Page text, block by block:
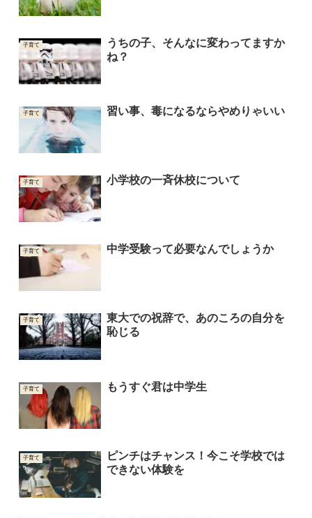
子育て
うちの子、そんなに変わってますか
ね？
子育て 習い事、毒になるならやめりゃいい
子育て 小学校の一斉休校について
子育て 中学受験って必要なんでしょうか
子育て
東大での祝辞で、あのころの自分を
恥じる
子育て もうすぐ君は中学生
子育て
ピンチはチャンス！今こそ学校では
できない体験を